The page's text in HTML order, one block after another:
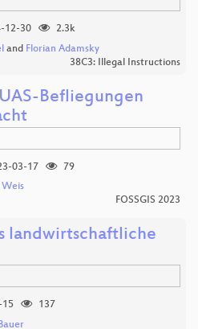
12-30
2.3k
and Florian Adamsky
38C3: Illegal Instructions
Befliegungen
03-17
79
FOSSGIS 2023
landwirtschaftliche
137